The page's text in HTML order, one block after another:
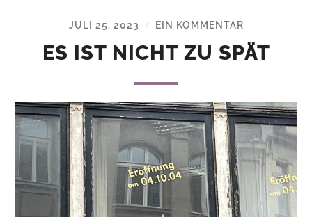
JULI 25, 2023 / EIN KOMMENTAR
ES IST NICHT ZU SPÄT